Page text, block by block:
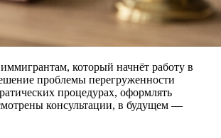
который начнёт работу в
проблемы перегруженности
процедурах, оформлять
консультации, в будущем —